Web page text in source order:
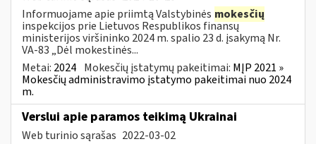
Informuojame apie priimtą Valstybinės mokesčių
inspekcijos prie Lietuvos Respublikos finansų
ministerijos viršininko 2024 m. spalio 23 d. įsakymą Nr.
VA-83 „Dėl mokestinės...
Metai: 2024 Mokesčių įstatymų pakeitimai: MĮP 2021 »
Mokesčių administravimo įstatymo pakeitimai nuo 2024
m.
Verslui apie paramos teikimą Ukrainai
Web turinio sąrašas 2022-03-02